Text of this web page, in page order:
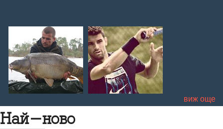
риболов и как той може
да се превърне в
съвсем работещ
туризъм
виж още
Най-ново